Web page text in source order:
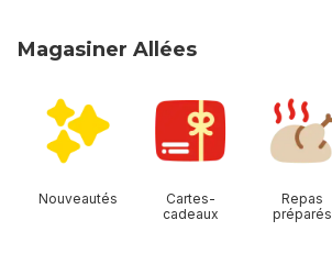
Magasiner Allées
Nouveautés
Cartes-
cadeaux
Repas
préparés